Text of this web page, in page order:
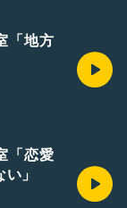
「地方
「恋愛
」